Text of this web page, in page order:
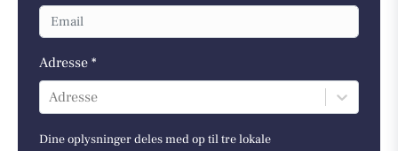
Adresse *
Adresse
Dine oplysninger deles med op til tre lokale